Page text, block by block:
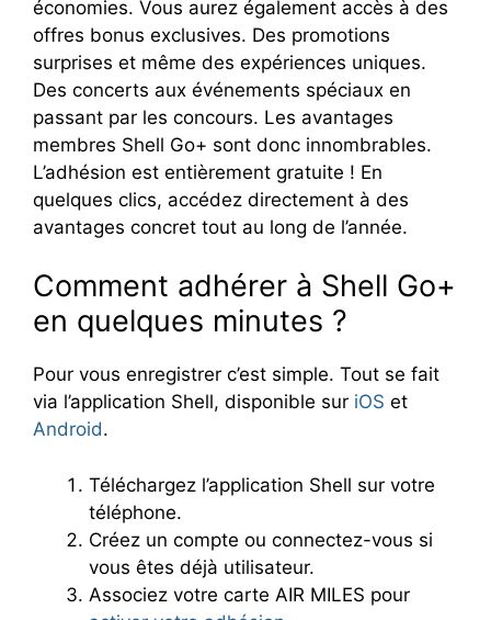
économies. Vous aurez également accès à des
offres bonus exclusives. Des promotions
surprises et même des expériences uniques.
Des concerts aux événements spéciaux en
passant par les concours. Les avantages
membres Shell Go+ sont donc innombrables.
L’adhésion est entièrement gratuite ! En
quelques clics, accédez directement à des
avantages concret tout au long de l’année.
Comment adhérer à Shell Go+
en quelques minutes ?
Pour vous enregistrer c’est simple. Tout se fait
via l’application Shell, disponible sur iOS et
Android.
Téléchargez l’application Shell sur votre
téléphone.
Créez un compte ou connectez-vous si
vous êtes déjà utilisateur.
Associez votre carte AIR MILES pour